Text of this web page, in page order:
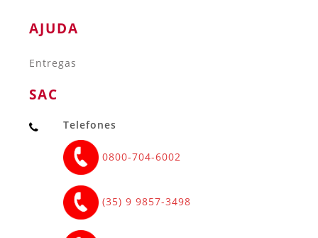
AJUDA
Entregas
SAC
Telefones
0800-704-6002
(35) 9 9857-3498